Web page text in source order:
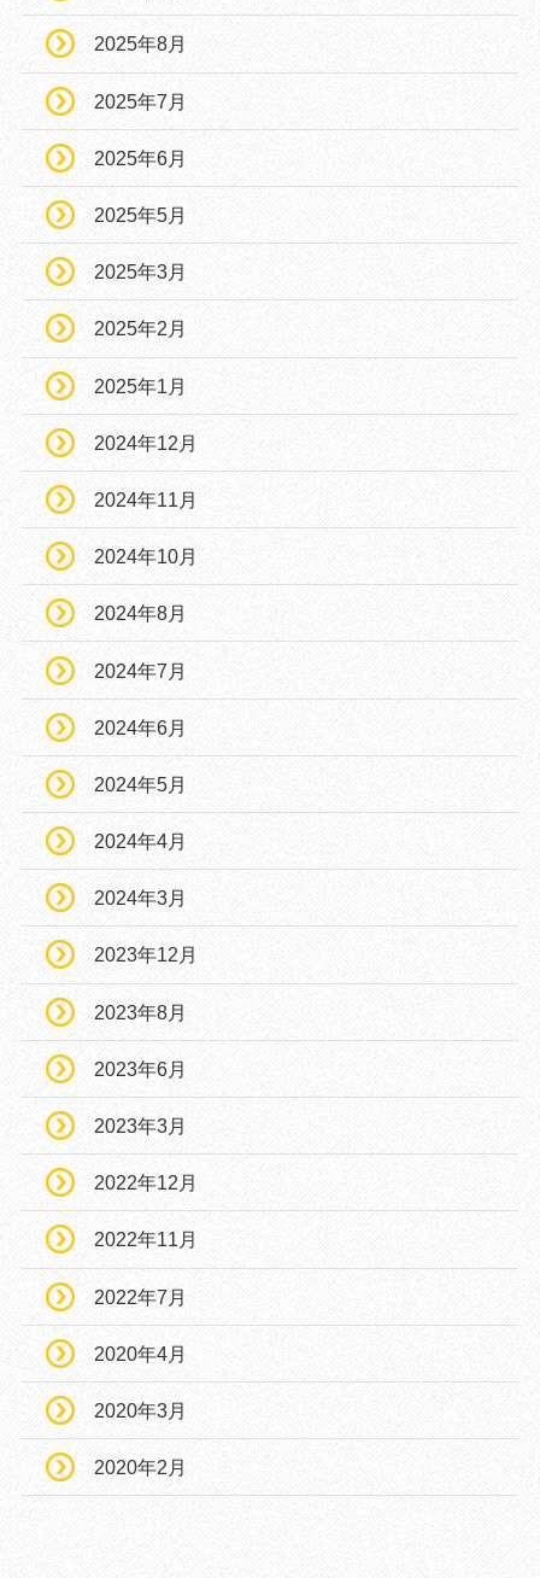
2025年8月
2025年7月
2025年6月
2025年5月
2025年3月
2025年2月
2025年1月
2024年12月
2024年11月
2024年10月
2024年8月
2024年7月
2024年6月
2024年5月
2024年4月
2024年3月
2023年12月
2023年8月
2023年6月
2023年3月
2022年12月
2022年11月
2022年7月
2020年4月
2020年3月
2020年2月